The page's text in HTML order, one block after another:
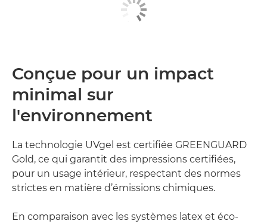
Conçue pour un impact
minimal sur
l'environnement
La technologie UVgel est certifiée GREENGUARD
Gold, ce qui garantit des impressions certifiées,
pour un usage intérieur, respectant des normes
strictes en matière d’émissions chimiques.
En comparaison avec les systèmes latex et éco-